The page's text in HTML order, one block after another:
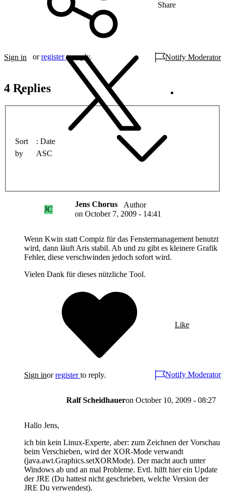
Share
Sign in orregister to reply. Notify Moderator
4 Replies
Sort
by
Date
ASC
JC
Jens Chorus
Author
on October 7, 2009 - 14:41
Wenn Kwin statt Compiz für das Fenstermanagement benutzt
wird, dann läuft Aris stabil. Ab und zu gibt es kleinere Grafik
Fehler, diese verschwinden jedoch sofort wird.
Vielen Dank für dieses nützliche Tool.
Like
Sign inorregister to reply. Notify Moderator
Ralf Scheidhaueron October 10, 2009 - 08:27
Hallo Jens,
ich bin kein Linux-Experte, aber: zum Zeichnen der Vorschau
beim Verschieben, wird der XOR-Mode verwandt
(java.awt.Graphics.setXORMode). Der macht auch unter
Windows ab und an mal Probleme. Evtl. hilft hier ein Update
der JRE (Du hattest nicht geschrieben, welche Version der
JRE Du verwendest).